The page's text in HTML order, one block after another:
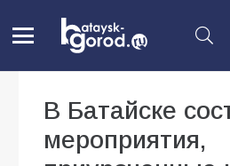
В Батайске
мероприятия,